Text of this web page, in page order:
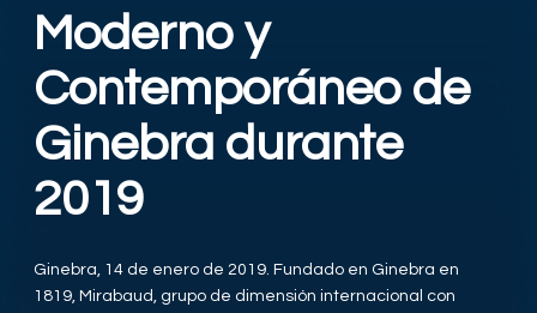
Moderno y
Contemporáneo de
Ginebra durante
2019
Ginebra, 14 de enero de 2019. Fundado en Ginebra en
1819, Mirabaud, grupo de dimensión internacional con